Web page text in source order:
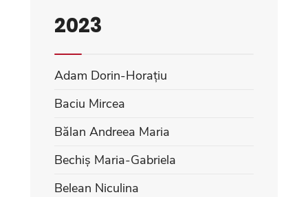
2023
Adam Dorin-Horațiu
Baciu Mircea
Bălan Andreea Maria
Bechiș Maria-Gabriela
Belean Niculina